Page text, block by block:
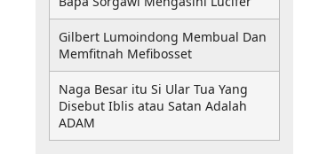
Gilbert Lumoindong Membual Dan
Memfitnah Mefibosset
Naga Besar itu Si Ular Tua Yang
Disebut Iblis atau Satan Adalah
ADAM